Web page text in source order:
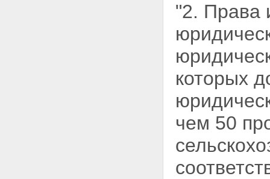
"2. Права
которых
чем 50